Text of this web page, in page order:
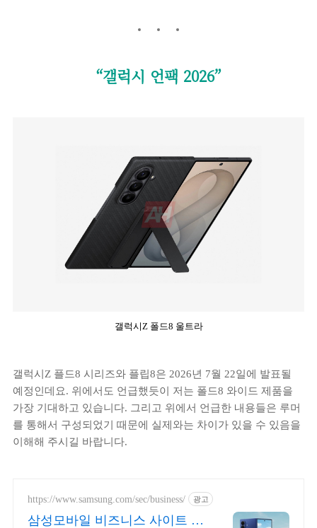
“갤럭시 언팩 2026”
갤럭시Z 폴드8 울트라
갤럭시Z 플드8 시리즈와 플립8은 2026년 7월 22일에 발표될
예정인데요. 위에서도 언급했듯이 저는 폴드8 와이드 제품을
가장 기대하고 있습니다. 그리고 위에서 언급한 내용들은 루머
를 통해서 구성되었기 때문에 실제와는 차이가 있을 수 있음을
이해해 주시길 바랍니다.
https://www.samsung.com/sec/business/ 광고
삼성모바일 비즈니스 사이트 본